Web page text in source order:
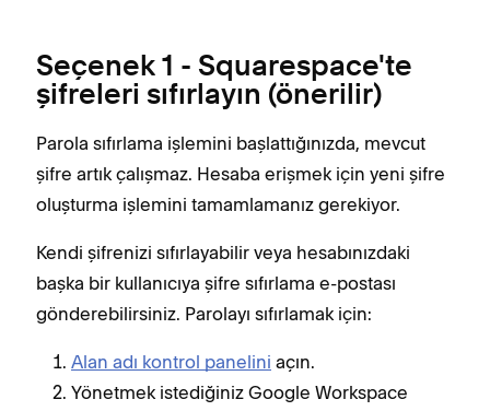
Seçenek 1 - Squarespace'te
şifreleri sıfırlayın (önerilir)
Parola sıfırlama işlemini başlattığınızda, mevcut
şifre artık çalışmaz. Hesaba erişmek için yeni şifre
oluşturma işlemini tamamlamanız gerekiyor.
Kendi şifrenizi sıfırlayabilir veya hesabınızdaki
başka bir kullanıcıya şifre sıfırlama e-postası
gönderebilirsiniz. Parolayı sıfırlamak için:
Alan adı kontrol panelini açın.
Yönetmek istediğiniz Google Workspace